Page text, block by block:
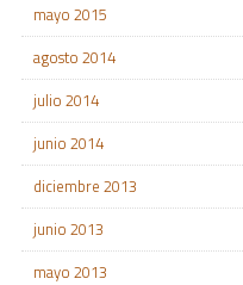
mayo 2015
agosto 2014
julio 2014
junio 2014
diciembre 2013
junio 2013
mayo 2013